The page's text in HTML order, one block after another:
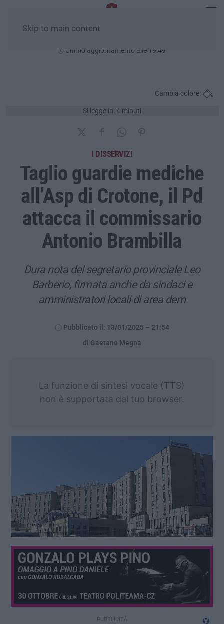
Skip to main content
Ultimo aggiornamento alle 19:49
Si legge in: 4 minuti
Cambia colore:
I DISSERVIZI
Taglio guardie mediche
all’Asp di Crotone, il Pd
attacca il commissario
Antonio Brambilla
Dura nota del segretario provinciale Leo
Barberio, firmata anche da sindaci e
amministratori locali di area dem
Pubblicato il: 13/01/2025 – 21:54
di Gaetano Megna
La funzione di sintesi vocale (TTS)
non è supportata dal tuo browser.